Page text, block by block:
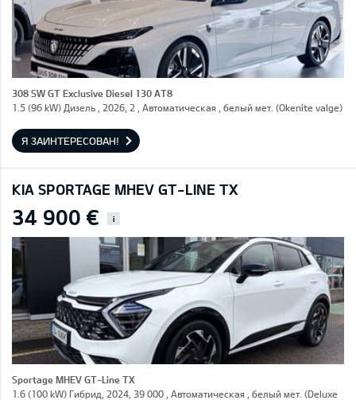
308 SW GT Exclusive Diesel 130 AT8
1.5 (96 kW) Дизель , 2026, 2 , Автоматическая , белый мет. (Okenite valge)
Я ЗАИНТЕРЕСОВАН!
KIA SPORTAGE MHEV GT-LINE TX
34 900 € i
Sportage MHEV GT-Line TX
1.6 (100 kW) Гибрид, 2024, 39 000 , Автоматическая , белый мет. (Deluxe